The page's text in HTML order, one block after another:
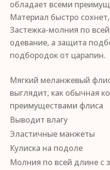
обладает всеми
Материал быстро
Застежка-молния по
одевание, а защита
подбородок от царапин.
Мягкий меланжевый
выглядит, как обычная
преимуществами флиса
Выводит влагу
Эластичные манжеты
Кулиска на подоле
Молния по всей длине с